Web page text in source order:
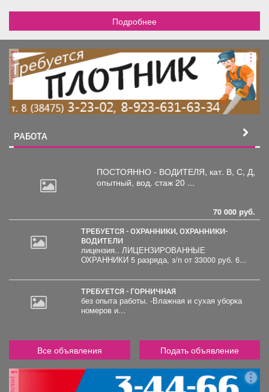
Подробнее
реклама
РАБОТА
ПОСТОЯННО - ВОДИТЕЛЯ, кат. В, С, Д,
опытный, вод. стаж 20 ...
70 000 руб.
ТРЕБУЕТСЯ - ОХРАННИКИ, ОХРАННИКИ-
ВОДИТЕЛИ
лицензия.. ЛИЦЕНЗИРОВАННЫЕ
ОХРАННИКИ 5 разряда, з/п от 33000 руб. 6...
ТРЕБУЕТСЯ - ГОРНИЧНАЯ
без опыта работы. -Влажная и сухая уборка
номеров и...
Все объявления Подать объявление